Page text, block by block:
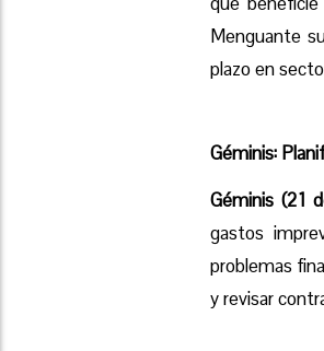
Menguante
plazo en
Géminis:
Géminis (21
gastos
problemas
y revisar